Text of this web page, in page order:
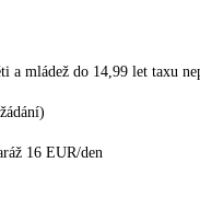
a mládež do 14,99 let taxu
16 EUR/den